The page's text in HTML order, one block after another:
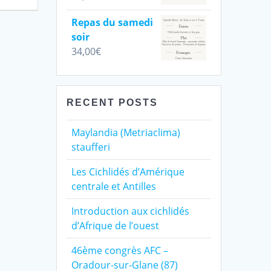
Repas du samedi
soir
34,00€
RECENT POSTS
Maylandia (Metriaclima)
staufferi
Les Cichlidés d’Amérique
centrale et Antilles
Introduction aux cichlidés
d’Afrique de l’ouest
46ème congrès AFC –
Oradour-sur-Glane (87)